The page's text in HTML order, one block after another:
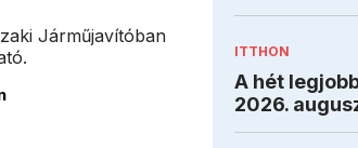
Járműjavítóban
ITTHON
A hét
2026.